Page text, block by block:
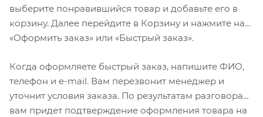
выберите понравившийся товар и добавьте его в
корзину. Далее перейдите в Корзину и нажмите на
«Оформить заказ» или «Быстрый заказ».
Когда оформляете быстрый заказ, напишите ФИО,
телефон и e-mail. Вам перезвонит менеджер и
уточнит условия заказа. По результатам разговора
вам придет подтверждение оформления товара на